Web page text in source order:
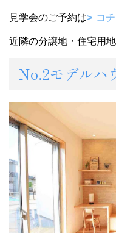
見学会のご予約は コ
近隣の分譲地・住宅用
No.2モデルハ